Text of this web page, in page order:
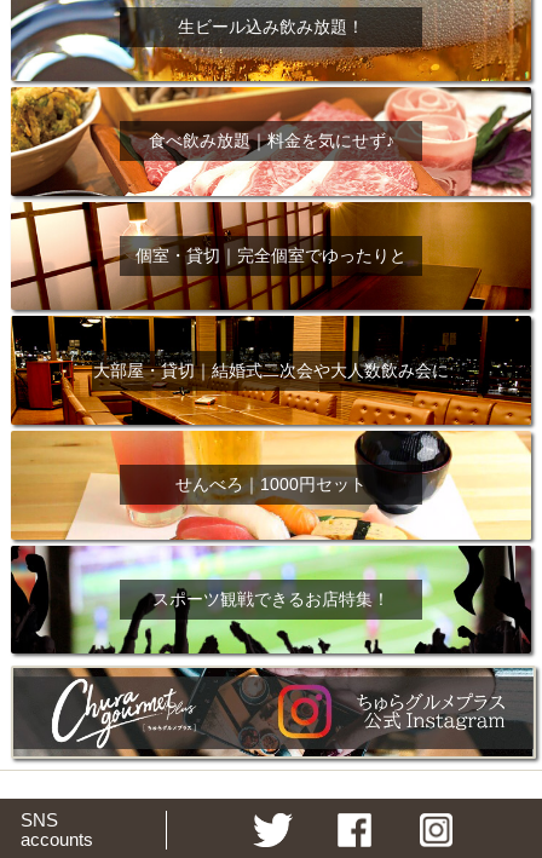
生ビール込み飲み放題！
食べ飲み放題｜料金を気にせず♪
個室・貸切｜完全個室でゆったりと
大部屋・貸切｜結婚式二次会や大人数飲み会に
せんべろ｜1000円セット
スポーツ観戦できるお店特集！
SNS
accounts